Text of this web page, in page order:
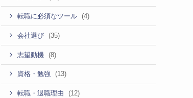
転職に必須なツール (4)
会社選び (35)
志望動機 (8)
資格・勉強 (13)
転職・退職理由 (12)